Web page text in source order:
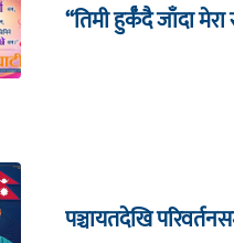
“तिमी हुर्कँदै जाँदा
पञ्चायतदेखि